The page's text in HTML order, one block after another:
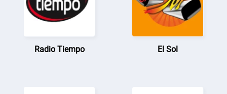
Radio Tiempo El Sol